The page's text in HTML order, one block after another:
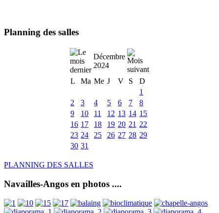
Planning des salles
Décembre
2024
L
Ma Me J V S
D
1
2
3 4 5 6 7
8
9
10 11 12 13 14 15
16 17 18 19 20 21 22
23 24 25 26 27 28 29
30 31
PLANNING DES SALLES
Navailles-Angos en photos ....